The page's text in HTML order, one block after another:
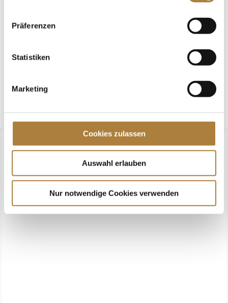
Präferenzen
Statistiken
Marketing
Cookies zulassen
Auswahl erlauben
Nur notwendige Cookies verwenden
Weltmeister
Legende des Pferdesports